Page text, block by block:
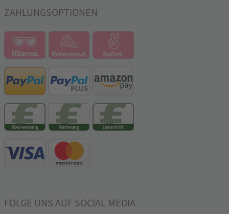
ZAHLUNGSOPTIONEN
FOLGE UNS AUF SOCIAL MEDIA